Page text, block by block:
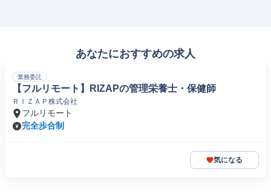
あなたにおすすめの求人
業務委託
【フルリモート】RIZAPの管理栄養士・保健師
ＲＩＺＡＰ株式会社
フルリモート
完全歩合制
気になる